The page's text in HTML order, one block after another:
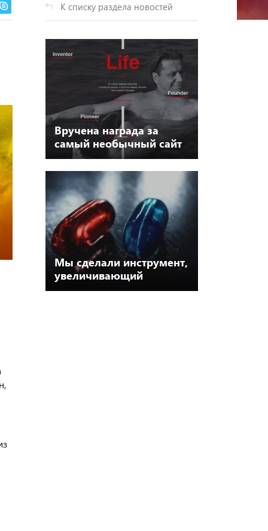
К списку раздела новостей
Вручена награда за
самый необычный сайт
года
Мы сделали инструмент,
увеличивающий
конверсию сайтов до 10